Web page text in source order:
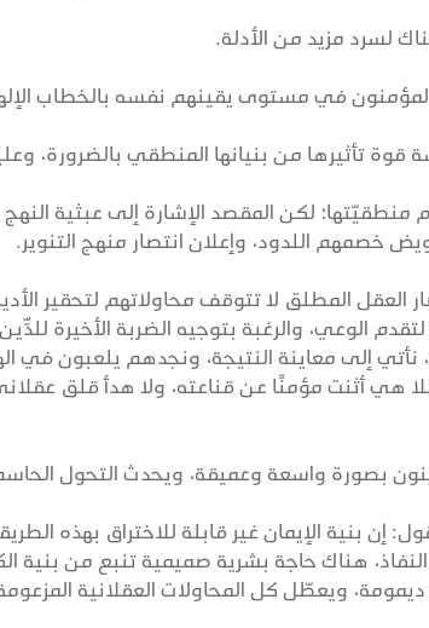
لسرد مزيد من الأدلة.
في مستوى يقينهم نفسه بالخطاب
قوة تأثيرها من بنيانها المنطقي بالضرورة،
منطقيّتها؛ لكن المقصد الإشارة إلى عبثية
خصمهم اللدود، وإعلان انتصار منهج التنوير.
العقل المطلق لا تتوقف محاولاتهم لتحقير
الوعي، والرغبة بتوجيه الضربة الأخيرة
نأتي إلى معاينة النتيجة، ونجدهم يلعبون في
هي أثنت مؤمنًا عن قناعته، ولا هدأ قلق
بصورة واسعة وعميقة، ويحدث التحول
إن بنية الإيمان غير قابلة للاختراق بهذه
هناك حاجة بشرية صميمية تنبع من بنية
ويعطّل كل المحاولات العقلانية